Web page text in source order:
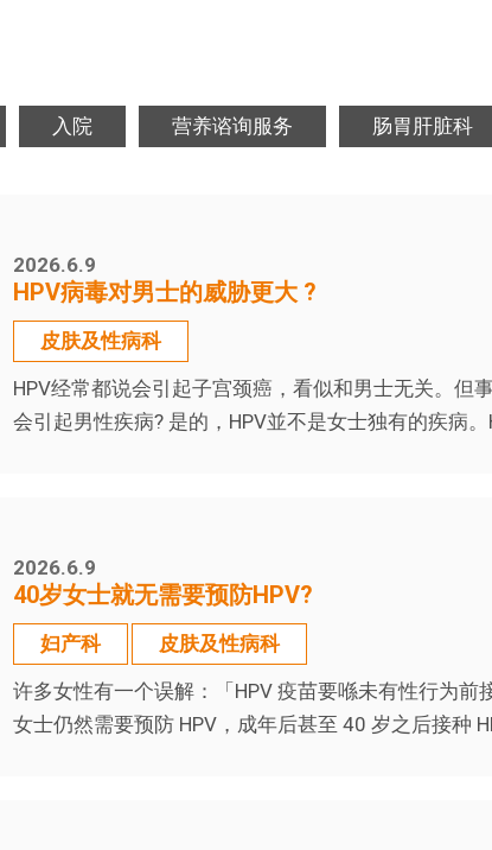
入院 营养谘询服务 肠胃肝脏科
2026.6.9
HPV病毒对男士的威胁更大 ?
皮肤及性病科
HPV经常都说会引起子宫颈癌，看似和男士无关。但
会引起男性疾病? 是的，HPV並不是女士独有的疾病
2026.6.9
40岁女士就无需要预防HPV?
妇产科
皮肤及性病科
许多女性有一个误解：「HPV 疫苗要喺未有性行为
女士仍然需要预防 HPV，成年后甚至 40 岁之后接种